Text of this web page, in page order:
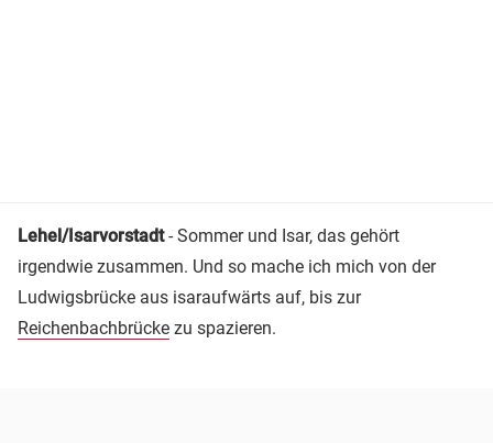
Lehel/Isarvorstadt- Sommer und Isar, das gehört
irgendwie zusammen. Und so mache ich mich von der
Ludwigsbrücke aus isaraufwärts auf, bis zur
Reichenbachbrücke zu spazieren.